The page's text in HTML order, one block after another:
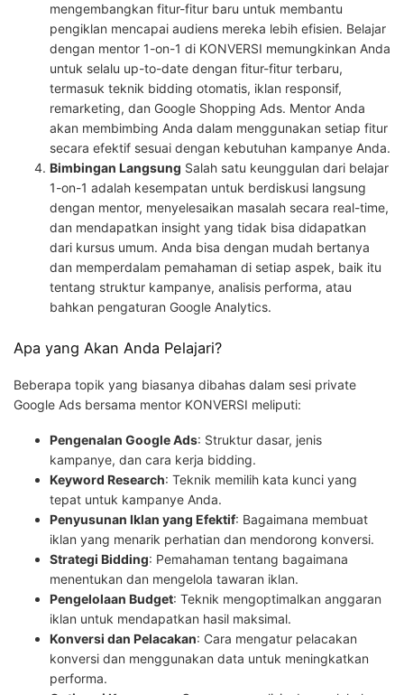
mengembangkan fitur-fitur baru untuk membantu
pengiklan mencapai audiens mereka lebih efisien. Belajar
dengan mentor 1-on-1 di KONVERSI memungkinkan Anda
untuk selalu up-to-date dengan fitur-fitur terbaru,
termasuk teknik bidding otomatis, iklan responsif,
remarketing, dan Google Shopping Ads. Mentor Anda
akan membimbing Anda dalam menggunakan setiap fitur
secara efektif sesuai dengan kebutuhan kampanye Anda.
Bimbingan Langsung Salah satu keunggulan dari belajar
1-on-1 adalah kesempatan untuk berdiskusi langsung
dengan mentor, menyelesaikan masalah secara real-time,
dan mendapatkan insight yang tidak bisa didapatkan
dari kursus umum. Anda bisa dengan mudah bertanya
dan memperdalam pemahaman di setiap aspek, baik itu
tentang struktur kampanye, analisis performa, atau
bahkan pengaturan Google Analytics.
Apa yang Akan Anda Pelajari?
Beberapa topik yang biasanya dibahas dalam sesi private
Google Ads bersama mentor KONVERSI meliputi:
Pengenalan Google Ads: Struktur dasar, jenis
kampanye, dan cara kerja bidding.
Keyword Research: Teknik memilih kata kunci yang
tepat untuk kampanye Anda.
Penyusunan Iklan yang Efektif: Bagaimana membuat
iklan yang menarik perhatian dan mendorong konversi.
Strategi Bidding: Pemahaman tentang bagaimana
menentukan dan mengelola tawaran iklan.
Pengelolaan Budget: Teknik mengoptimalkan anggaran
iklan untuk mendapatkan hasil maksimal.
Konversi dan Pelacakan: Cara mengatur pelacakan
konversi dan menggunakan data untuk meningkatkan
performa.